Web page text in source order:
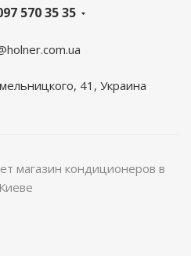
570 35 35
41, Украина
магазин кондиционеров в
Киеве